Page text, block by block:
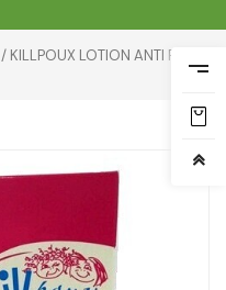
/ KILLPOUX LOTION ANTI POUX